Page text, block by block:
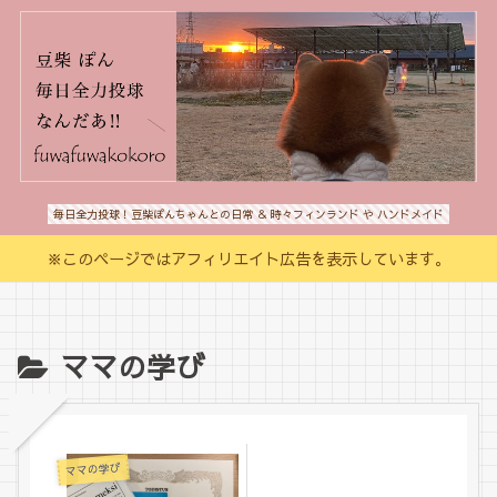
毎日全力投球！豆柴ぽんちゃんとの日常 ＆ 時々フィンランド や ハンドメイド
※このページではアフィリエイト広告を表示しています。
ママの学び
ママの学び